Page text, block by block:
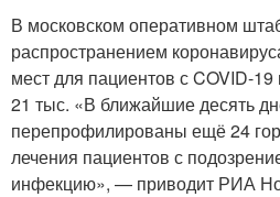
В московском оперативном
распространением
мест для пациентов с COVID-
21 тыс. «В ближайшие десять
перепрофилированы ещё 24
лечения пациентов с
инфекцию», — приводит РИА